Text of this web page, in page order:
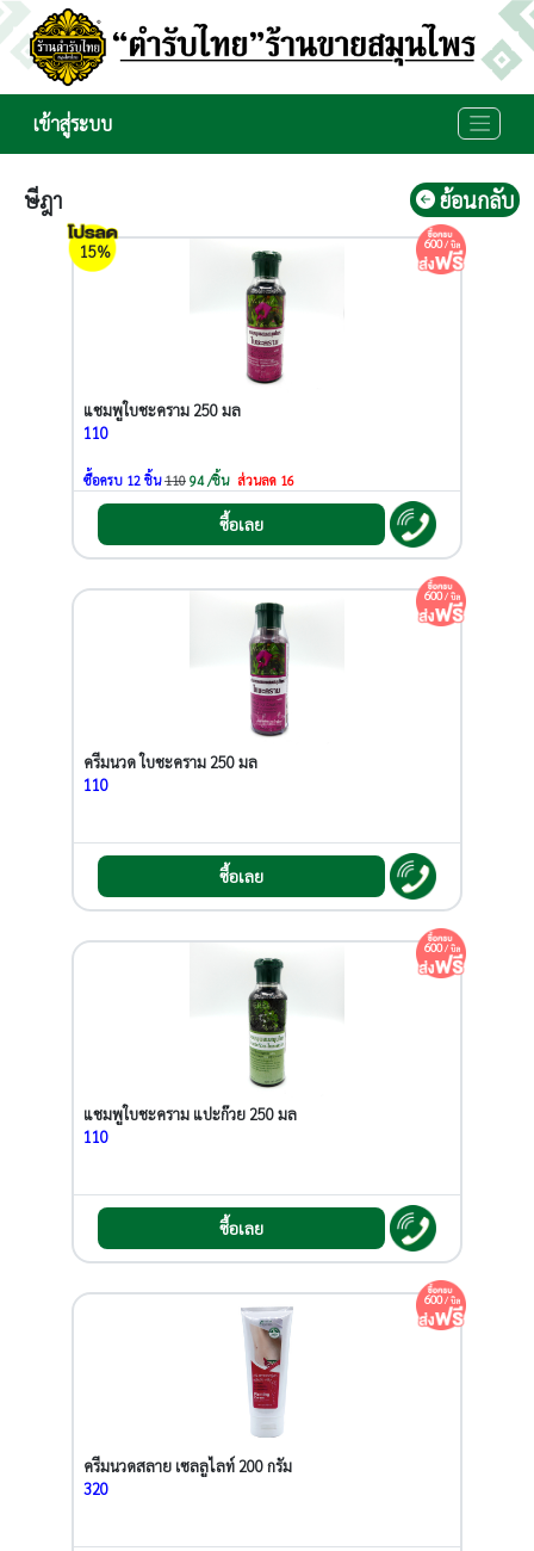
เข้าสู่ระบบ
ษีฎา ย้อนกลับ
15% 600/ บิล
แชมพูใบชะคราม 250 มล
110
ซื้อครบ 12 ชิ้น110 94 /ชิ้น ส่วนลด 16
ซื้อเลย
600/ บิล
ครีมนวด ใบชะคราม 250 มล
110
ซื้อเลย
600/ บิล
แชมพูใบชะคราม แปะก๊วย 250 มล
110
ซื้อเลย
600/ บิล
ครีมนวดสลาย เซลลูไลท์ 200 กรัม
320